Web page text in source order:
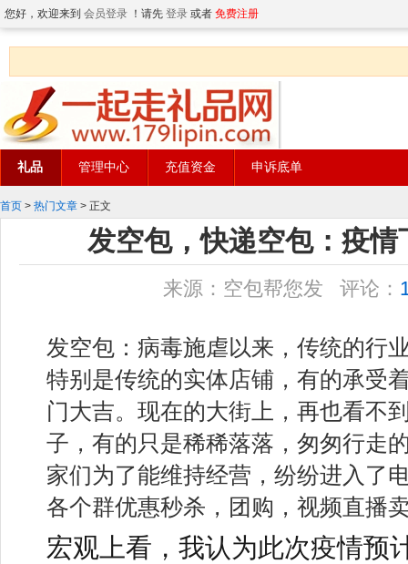
您好，欢迎来到 会员登录 ！请先 登录 或者 免费注册
礼品 管理中心 充值资金 申诉底单
首页 > 热门文章 > 正文
发空包，快递空包：疫情
来源：空包帮您发 评论：
发空包：病毒施虐以来，传统的行
特别是传统的实体店铺，有的承受
门大吉。现在的大街上，再也看不
子，有的只是稀稀落落，匆匆行走
家们为了能维持经营，纷纷进入了
各个群优惠秒杀，团购，视频直播
宏观上看，我认为此次疫情预